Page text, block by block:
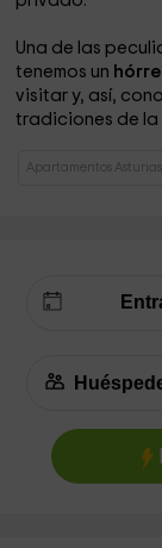
Una de las
tenemos un
visitar y, así,
tradiciones de la
Apartamentos Asturias